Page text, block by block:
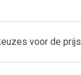
voor de